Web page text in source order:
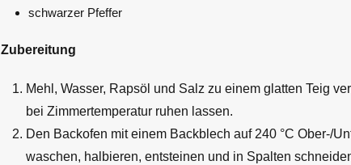
schwarzer Pfeffer
Zubereitung
Mehl, Wasser, Rapsöl und Salz zu einem glatten Teig
bei Zimmertemperatur ruhen lassen.
Den Backofen mit einem Backblech auf 240 °C Ober-/
waschen, halbieren, entsteinen und in Spalten